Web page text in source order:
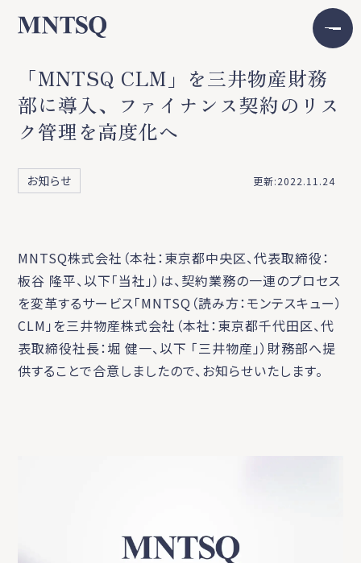
「MNTSQ CLM」を三井物産財務
部に導入、ファイナンス契約のリス
ク管理を高度化へ
お知らせ 更新:2022.11.24
MNTSQ株式会社（本社：東京都中央区、代表取締役：
板谷 隆平、以下「当社」）は、契約業務の一連のプロセス
を変革するサービス「MNTSQ（読み方：モンテスキュー）
CLM」を三井物産株式会社（本社：東京都千代田区、代
表取締役社長：堀 健一、以下 「三井物産」）財務部へ提
供することで合意しましたので、お知らせいたします。